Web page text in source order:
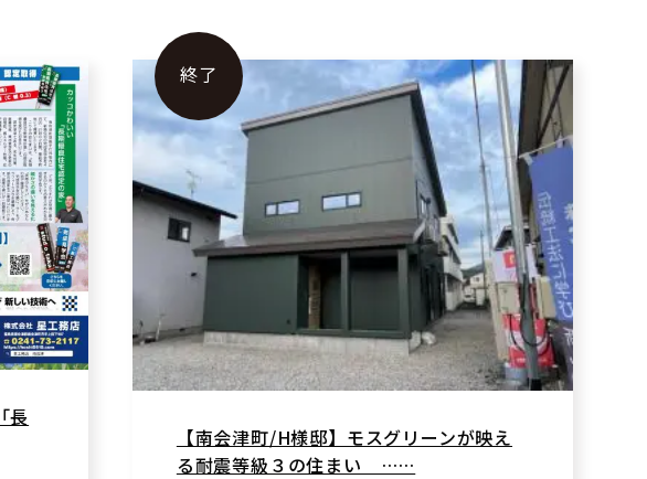
長
終了
【南会津町/H様邸】モスグリーンが映え
る耐震等級３の住まい ……